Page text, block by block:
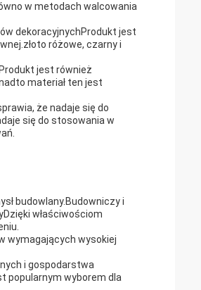
w metodach walcowania
dekoracyjnychProdukt jest
różowe, czarny i
jest również
materiał ten jest
że nadaje się do
się do stosowania w
budowlany.Budowniczy i
właściwościom
wymagających wysokiej
i gospodarstwa
popularnym wyborem dla